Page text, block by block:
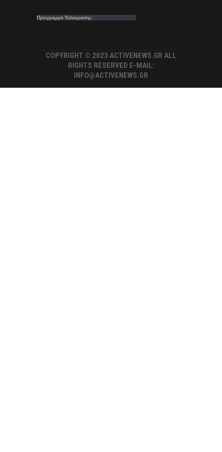
Προγραμμα Τηλεορασης
COPYRIGHT © 2023 ACTIVENEWS.GR ALL
RIGHTS RESERVED E-MAIL:
INFO@ACTIVENEWS.GR